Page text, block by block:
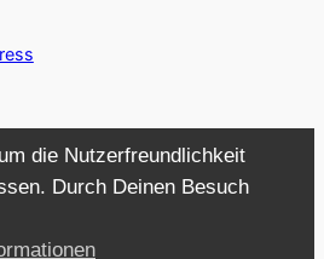
die Nutzerfreundlichkeit
Durch Deinen Besuch